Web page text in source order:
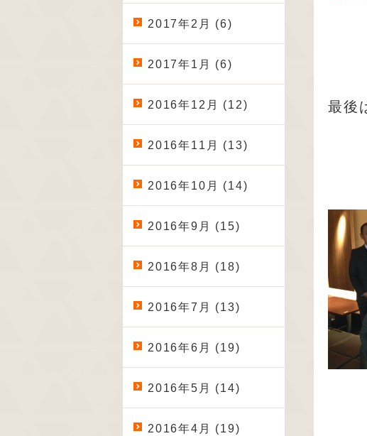
最後
2017年2月 (6)
2017年1月 (6)
2016年12月 (12)
2016年11月 (13)
2016年10月 (14)
2016年9月 (15)
2016年8月 (18)
2016年7月 (13)
2016年6月 (19)
2016年5月 (14)
2016年4月 (19)